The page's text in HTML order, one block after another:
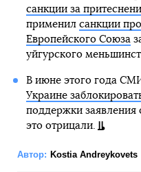
санкции за
применил санкции
Европейского Союза
уйгурского
В июне этого года
Украине
поддержки заявления
это отрицали.
Автор: Kostia Andreykovets